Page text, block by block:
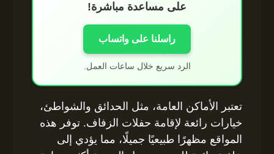
على مساعدة مباشرة!
راسلنا على واتساب
الرد سريع خلال ساعات العمل.
تعتبر الأماكن العامة، مثل الحدائق والشواطئ،
خيارات رائعة لإقامة حفلات الزفاف. توفر هذه
المواقع مظهرًا طبيعيًا جميلًا، مما يؤدي إلى